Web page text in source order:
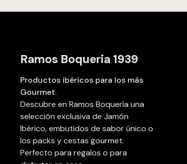
Ramos Boqueria 1939
Productos ibéricos para los más
Gourmet.
Descubre en Ramos Boquería una
selección exclusiva de Jamón
Ibérico, embutidos de sabor único o
los packs y cestas gourmet.
Perfecto para regalos o para